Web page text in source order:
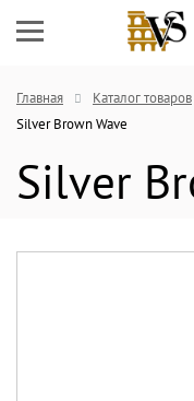
Главная Каталог товаров
Silver Brown Wave
Silver